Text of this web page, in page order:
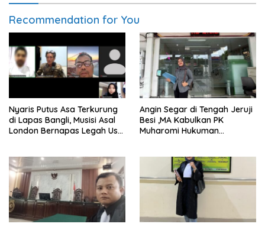
Recommendation for You
Nyaris Putus Asa Terkurung
di Lapas Bangli, Musisi Asal
London Bernapas Legah Usai
Angin Segar di Tengah Jeruji
Besi ,MA Kabulkan PK
Muharomi Hukuman